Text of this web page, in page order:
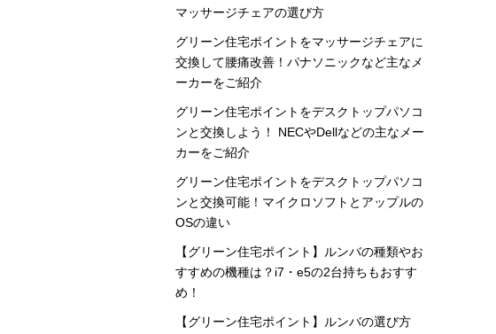
マッサージチェアの選び方
グリーン住宅ポイントをマッサージチェアに
交換して腰痛改善！パナソニックなど主なメ
ーカーをご紹介
グリーン住宅ポイントをデスクトップパソコ
ンと交換しよう！ NECやDellなどの主なメー
カーをご紹介
グリーン住宅ポイントをデスクトップパソコ
ンと交換可能！マイクロソフトとアップルの
OSの違い
【グリーン住宅ポイント】ルンバの種類やお
すすめの機種は？i7・e5の2台持ちもおすす
め！
【グリーン住宅ポイント】ルンバの選び方